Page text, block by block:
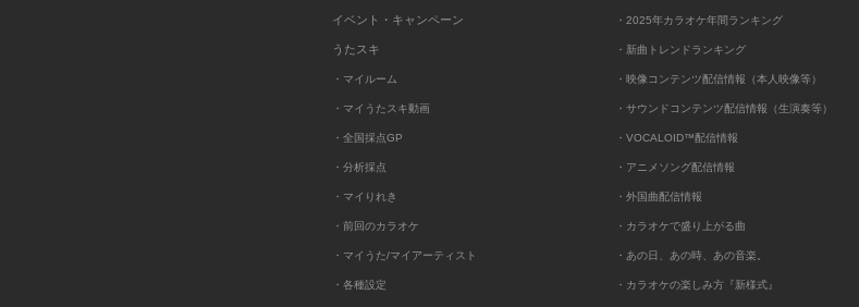
イベント・キャンペーン
うたスキ
・マイルーム
・マイうたスキ動画
・全国採点GP
・分析採点
・マイりれき
・前回のカラオケ
・マイうた/マイアーティスト
・各種設定
・2025年カラオケ年間ランキング
・新曲トレンドランキング
・映像コンテンツ配信情報（本人映像等）
・サウンドコンテンツ配信情報（生演奏等）
・VOCALOID™配信情報
・アニメソング配信情報
・外国曲配信情報
・カラオケで盛り上がる曲
・あの日、あの時、あの音楽。
・カラオケの楽しみ方『新様式』